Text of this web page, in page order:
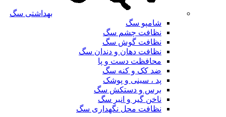
بهداشتی سگ
شامپو سگ
نظافت چشم سگ
نظافت گوش سگ
نظافت دهان و دندان سگ
محافظت دست و پا
ضد کک و کنه سگ
پد ، سینی و پوشک
برس و دستکش سگ
ناخن گیر و انبر سگ
نظافت محل نگهداری سگ